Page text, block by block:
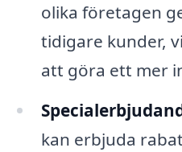
olika företagen
tidigare kunder,
att göra ett mer
kan erbjuda